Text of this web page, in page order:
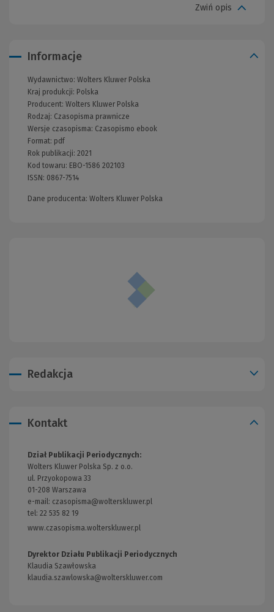
Zwiń opis
Informacje
Wydawnictwo: Wolters Kluwer Polska
Kraj produkcji: Polska
Producent: Wolters Kluwer Polska
Rodzaj: Czasopisma prawnicze
Wersje czasopisma: Czasopismo ebook
Format: pdf
Rok publikacji: 2021
Kod towaru: EBO-1586 202103
ISSN: 0867-7514
Dane producenta: Wolters Kluwer Polska
Redakcja
Kontakt
Dział Publikacji Periodycznych:
Wolters Kluwer Polska Sp. z o.o.
ul. Przyokopowa 33
01-208 Warszawa
e-mail: czasopisma@wolterskluwer.pl
tel: 22 535 82 19
www.czasopisma.wolterskluwer.pl
innej
Dyrektor Działu Publikacji Periodycznych
Klaudia Szawłowska
klaudia.szawlowska@wolterskluwer.com